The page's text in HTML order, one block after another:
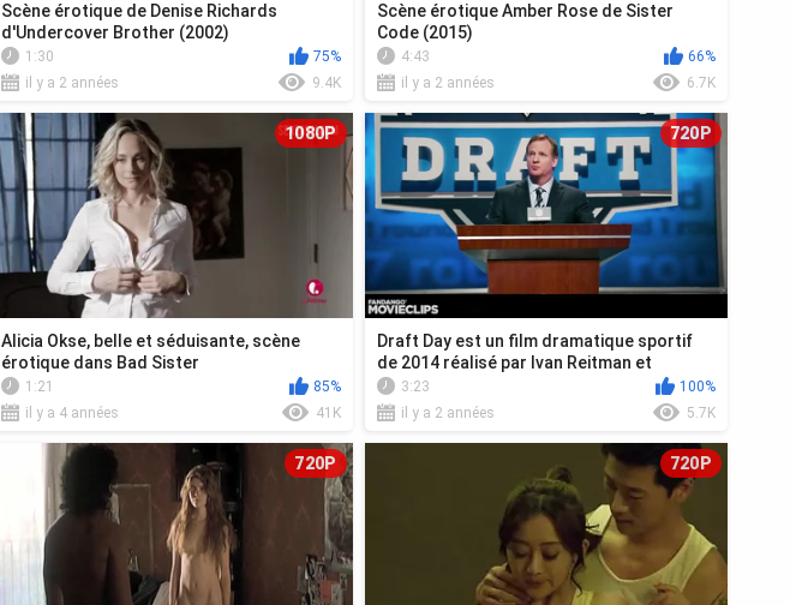
Scène érotique de Denise Richards
d'Undercover Brother (2002)
1:30
75%
il y a 2 années
9.4K
Scène érotique Amber Rose de Sister
Code (2015)
4:43
66%
il y a 2 années
6.7K
1080P
Alicia Okse, belle et séduisante, scène
érotique dans Bad Sister
1:21
85%
il y a 4 années
41K
720P
Draft Day est un film dramatique sportif
de 2014 réalisé par Ivan Reitman et
metta...
3:23
100%
il y a 2 années
5.7K
720P 720P